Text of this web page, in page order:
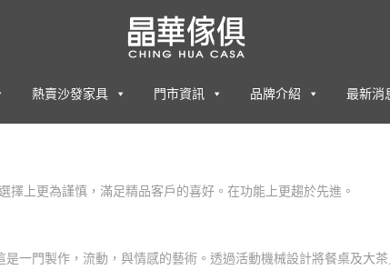
熱賣沙發家具 門市資訊 品牌介紹 最新消
上更為謹慎，滿足精品客戶的喜好。在功能上更趨於先進。
一門製作，流動，與情感的藝術。透過活動機械設計將餐桌及大茶